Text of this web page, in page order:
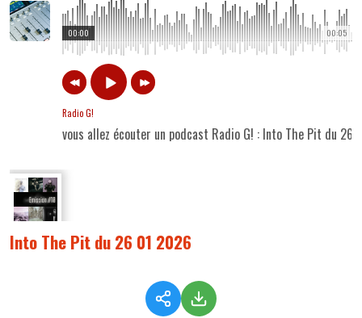
00:05
00:00
Radio G!
vous allez écouter un podcast Radio G! : Into The Pit du 26
Into The Pit du 26 01 2026